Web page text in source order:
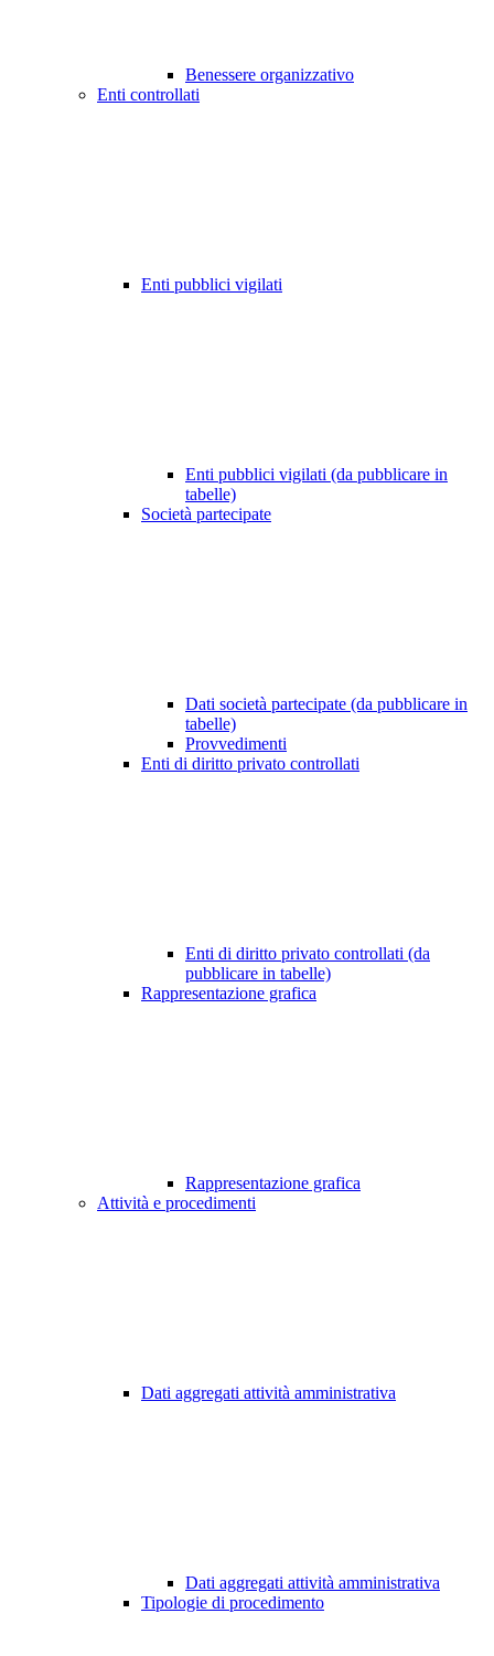
Benessere organizzativo
Enti controllati
Enti pubblici vigilati
Enti pubblici vigilati (da pubblicare in
tabelle)
Società partecipate
Dati società partecipate (da pubblicare in
tabelle)
Provvedimenti
Enti di diritto privato controllati
Enti di diritto privato controllati (da
pubblicare in tabelle)
Rappresentazione grafica
Rappresentazione grafica
Attività e procedimenti
Dati aggregati attività amministrativa
Dati aggregati attività amministrativa
Tipologie di procedimento